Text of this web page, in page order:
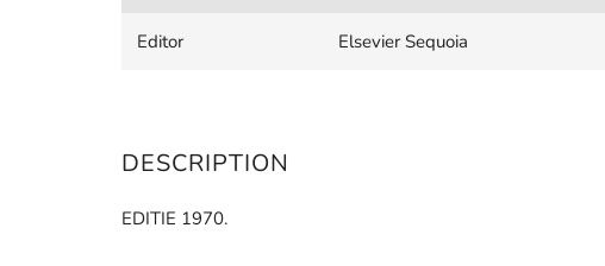
Editor Elsevier Sequoia
DESCRIPTION
EDITIE 1970.